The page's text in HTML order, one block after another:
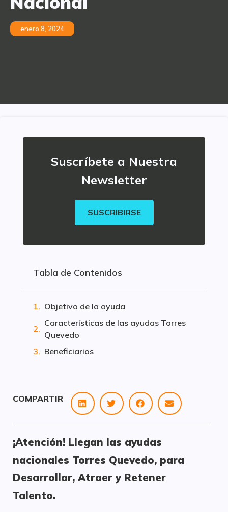
enero 8, 2024
COMPARTIR
¡Atención! Llegan las ayudas
nacionales Torres Quevedo, para
Desarrollar, Atraer y Retener
Talento.
Suscríbete a Nuestra
Newsletter
SUSCRIBIRSE
Tabla de Contenidos
Objetivo de la ayuda
Características de las ayudas Torres
Quevedo
Beneficiarios